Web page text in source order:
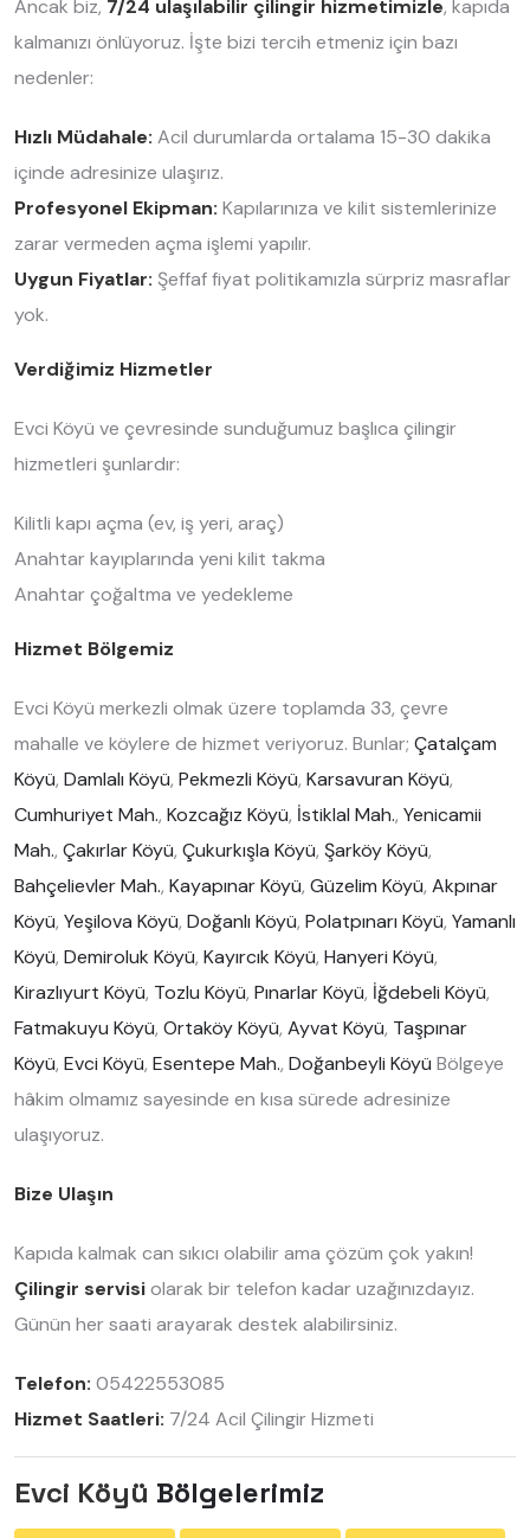
Ancak biz, 7/24 ulaşılabilir çilingir hizmetimizle, kapıda
kalmanızı önlüyoruz. İşte bizi tercih etmeniz için bazı
nedenler:
Hızlı Müdahale: Acil durumlarda ortalama 15-30 dakika
içinde adresinize ulaşırız.
Profesyonel Ekipman: Kapılarınıza ve kilit sistemlerinize
zarar vermeden açma işlemi yapılır.
Uygun Fiyatlar: Şeffaf fiyat politikamızla sürpriz masraflar
yok.
Verdiğimiz Hizmetler
Evci Köyü ve çevresinde sunduğumuz başlıca çilingir
hizmetleri şunlardır:
Kilitli kapı açma (ev, iş yeri, araç)
Anahtar kayıplarında yeni kilit takma
Anahtar çoğaltma ve yedekleme
Hizmet Bölgemiz
Evci Köyü merkezli olmak üzere toplamda 33, çevre
mahalle ve köylere de hizmet veriyoruz. Bunlar; Çatalçam
Köyü, Damlalı Köyü, Pekmezli Köyü, Karsavuran Köyü,
Cumhuriyet Mah., Kozcağız Köyü, İstiklal Mah., Yenicamii
Mah., Çakırlar Köyü, Çukurkışla Köyü, Şarköy Köyü,
Bahçelievler Mah., Kayapınar Köyü, Güzelim Köyü, Akpınar
Köyü, Yeşilova Köyü, Doğanlı Köyü, Polatpınarı Köyü, Yamanlı
Köyü, Demiroluk Köyü, Kayırcık Köyü, Hanyeri Köyü,
Kirazlıyurt Köyü, Tozlu Köyü, Pınarlar Köyü, İğdebeli Köyü,
Fatmakuyu Köyü, Ortaköy Köyü, Ayvat Köyü, Taşpınar
Köyü, Evci Köyü, Esentepe Mah., Doğanbeyli Köyü Bölgeye
hâkim olmamız sayesinde en kısa sürede adresinize
ulaşıyoruz.
Bize Ulaşın
Kapıda kalmak can sıkıcı olabilir ama çözüm çok yakın!
Çilingir servisiolarak bir telefon kadar uzağınızdayız.
Günün her saati arayarak destek alabilirsiniz.
Telefon: 05422553085
Hizmet Saatleri: 7/24 Acil Çilingir Hizmeti
Evci Köyü Bölgelerimiz